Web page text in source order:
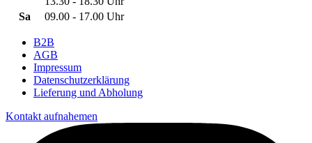
Sa
09.00 - 17.00 Uhr
B2B
AGB
Impressum
Datenschutzerklärung
Lieferung und Abholung
Kontakt aufnahemen